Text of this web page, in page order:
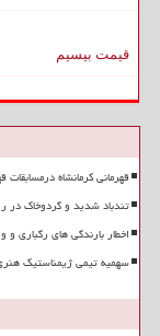
قیمت بیسیم
قهرمانی کرمانشاه درمسابقات
تندباد شدید و گردوخاک در
اخطار بارندگی های رگباری
سهمیه تیمی ژیمناستیک